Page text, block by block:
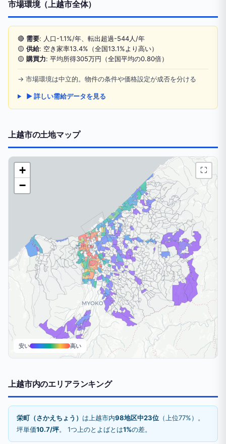
市場環境（上越市全体）
🔴 需要: 人口-1.1%/年、転出超過-544人/年
🟡 供給: 空き家率13.4%（全国13.1%より高い）
🟡 購買力: 平均所得305万円（全国平均の0.80倍）
→ 市場環境は中立的。物件の条件や価格設定が成否を分ける
▶ 詳しい需給データを見る
上越市の土地マップ
+
−
⛶
安い 高い
上越市内のエリアランキング
栄町（さかえちょう） は上越市内98地区中23位 （上位77%）。
坪単価10.7/坪。 1つ上のとよばとは1%の差。